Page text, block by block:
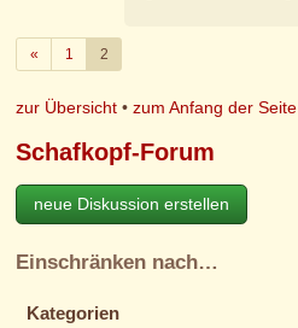
«Zurück
1 2
zur Übersicht •zum Anfang der Seite
Schafkopf-Forum
neue Diskussion erstellen
Einschränken nach…
Kategorien